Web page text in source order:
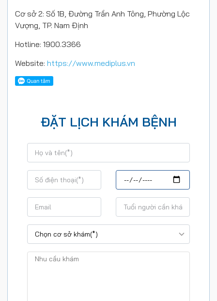
Cơ sở 2: Số 1B, Đường Trần Anh Tông, Phường Lộc
Vượng, TP. Nam Định
Hotline: 1900.3366
Website: https://www.mediplus.vn
ĐẶT LỊCH KHÁM BỆNH